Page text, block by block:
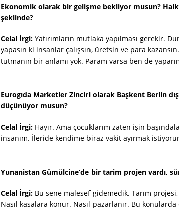
Ekonomik olarak bir gelişme bekliyor musun? Halk
şeklinde?
Celal İrgi: Yatırımların mutlaka yapılması gerekir.
yapasın ki insanlar çalışsın, üretsin ve para
tutmanın bir anlamı yok. Param varsa ben de
Eurogıda Marketler Zinciri olarak Başkent Berlin
düçünüyor musun?
Celal İrgi: Hayır. Ama çocuklarım zaten işin
insanım. İleride kendime biraz vakit ayırmak
Yunanistan Gümülcine’de bir tarim projen vardı,
Celal İrgi: Bu sene malesef gidemedik. Tarım
Nasıl kasalara konur. Nasıl pazarlanır. Bu